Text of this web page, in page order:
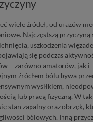
wiele źródeł, od urazów
Najczęstszą przyczyną
uszkodzenia
się podczas
– zarówno amatorów, jak i
źródłem bólu bywa
wysiłkiem,
lub pracą fizyczną. W
stan zapalny oraz obrzęk,
bólowych. Inną